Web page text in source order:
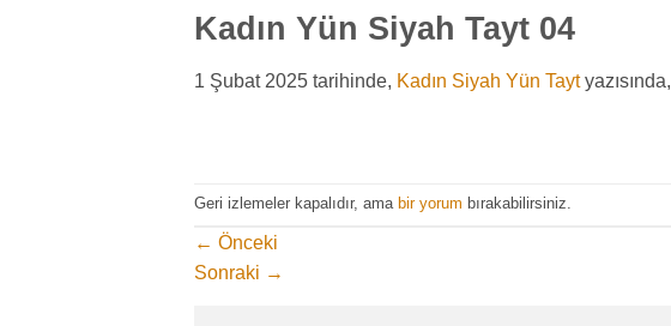
Kadın Yün Siyah Tayt 04
1 Şubat 2025 tarihinde, Kadın Siyah Yün Taytyazısında,
Geri izlemeler kapalıdır, ama bir yorum bırakabilirsiniz.
← Önceki
Sonraki →